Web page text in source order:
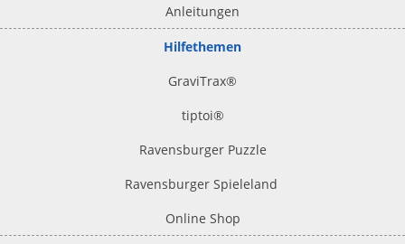
Anleitungen
Hilfethemen
GraviTrax®
tiptoi®
Ravensburger Puzzle
Ravensburger Spieleland
Online Shop